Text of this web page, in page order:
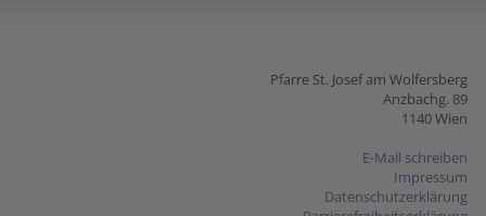
Pfarre St. Josef am Wolfersberg
Anzbachg. 89
1140 Wien
E-Mail schreiben
Impressum
Datenschutzerklärung